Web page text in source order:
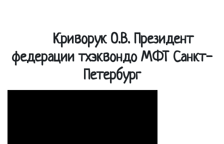
Криворук О.В. Президент
федерации тхэквондо МФТ Санкт-
Петербург